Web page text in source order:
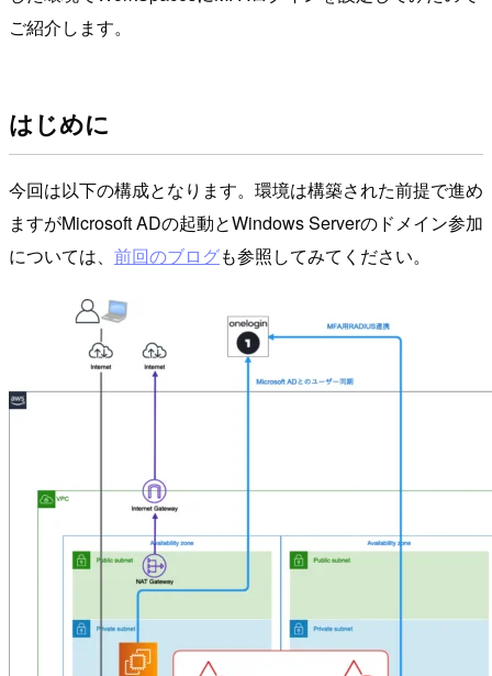
ご紹介します。
はじめに
今回は以下の構成となります。環境は構築された前提で進め
ますがMicrosoft ADの起動とWindows Serverのドメイン参加
については、 前回のブログも参照してみてください。